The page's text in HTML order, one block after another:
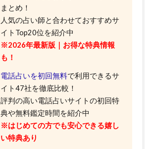
まとめ！
人気の占い師と合わせておすすめサ
イトTop20位を紹介中
※2026年最新版｜お得な特典情報
も！
電話占いを初回無料で利用できるサ
イト47社を徹底比較！
評判の高い電話占いサイトの初回特
典や無料鑑定時間を紹介中
※はじめての方でも安心できる嬉し
い特典あり